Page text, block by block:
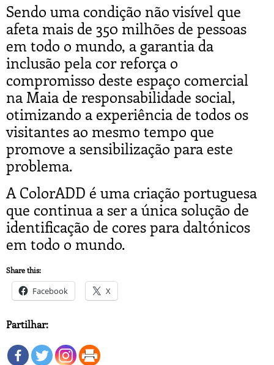
Sendo uma condição não visível que
afeta mais de 350 milhões de pessoas
em todo o mundo, a garantia da
inclusão pela cor reforça o
compromisso deste espaço comercial
na Maia de responsabilidade social,
otimizando a experiência de todos os
visitantes ao mesmo tempo que
promove a sensibilização para este
problema.
A ColorADD é uma criação portuguesa
que continua a ser a única solução de
identificação de cores para daltónicos
em todo o mundo.
Share this:
Facebook X
Partilhar: